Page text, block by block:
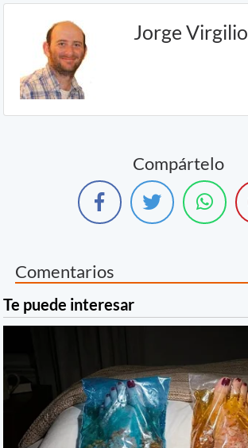
Jorge Virgilio
Compártelo
Comentarios